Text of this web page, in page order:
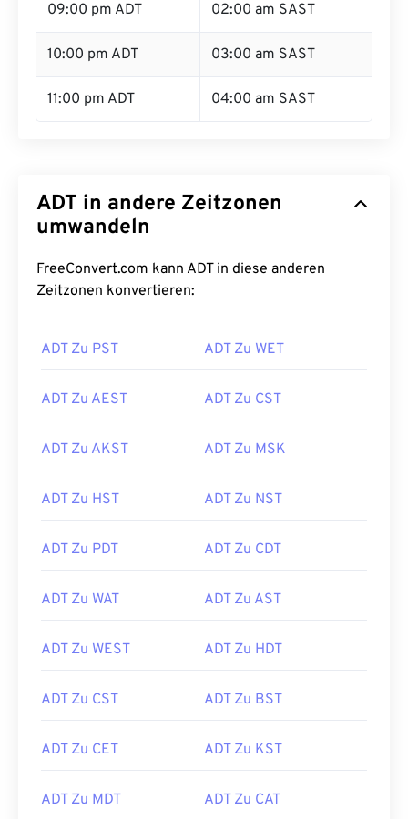
09:00 pm ADT 02:00 am SAST
10:00 pm ADT 03:00 am SAST
11:00 pm ADT 04:00 am SAST
ADT in andere Zeitzonen
umwandeln
FreeConvert.com kann ADT in diese anderen
Zeitzonen konvertieren:
ADT Zu PST ADT Zu WET
ADT Zu AEST ADT Zu CST
ADT Zu AKST ADT Zu MSK
ADT Zu HST ADT Zu NST
ADT Zu PDT ADT Zu CDT
ADT Zu WAT ADT Zu AST
ADT Zu WEST ADT Zu HDT
ADT Zu CST ADT Zu BST
ADT Zu CET ADT Zu KST
ADT Zu MDT ADT Zu CAT